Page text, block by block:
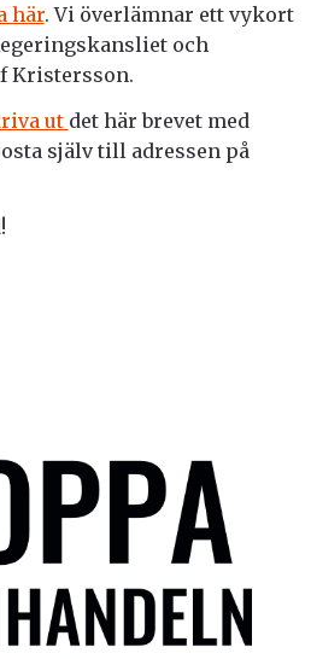
här. Vi överlämnar ett vykort
och
Kristersson.
ut det här brevet med
själv till adressen på